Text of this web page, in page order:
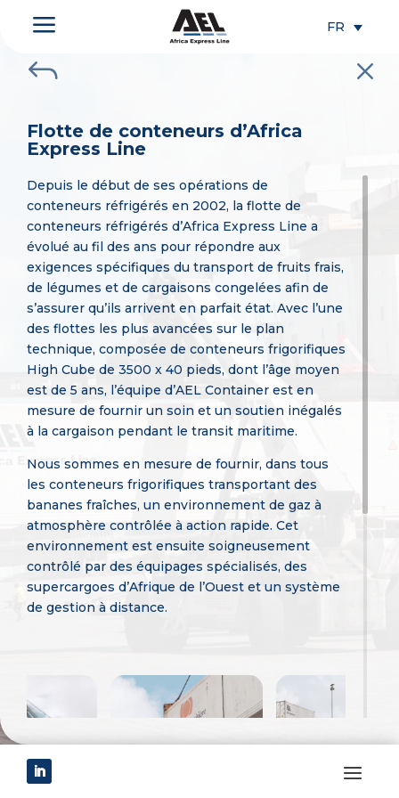
a FR
J M
Flotte de conteneurs d’Africa
Express Line
Depuis le début de ses opérations de
conteneurs réfrigérés en 2002, la flotte de
conteneurs réfrigérés d’Africa Express Line a
évolué au fil des ans pour répondre aux
exigences spécifiques du transport de fruits frais,
de légumes et de cargaisons congelées afin de
s’assurer qu’ils arrivent en parfait état. Avec l’une
des flottes les plus avancées sur le plan
technique, composée de conteneurs frigorifiques
High Cube de 3500 x 40 pieds, dont l’âge moyen
est de 5 ans, l’équipe d’AEL Container est en
mesure de fournir un soin et un soutien inégalés
à la cargaison pendant le transit maritime.
Nous sommes en mesure de fournir, dans tous
les conteneurs frigorifiques transportant des
bananes fraîches, un environnement de gaz à
atmosphère contrôlée à action rapide. Cet
environnement est ensuite soigneusement
contrôlé par des équipages spécialisés, des
supercargoes d’Afrique de l’Ouest et un système
de gestion à distance.